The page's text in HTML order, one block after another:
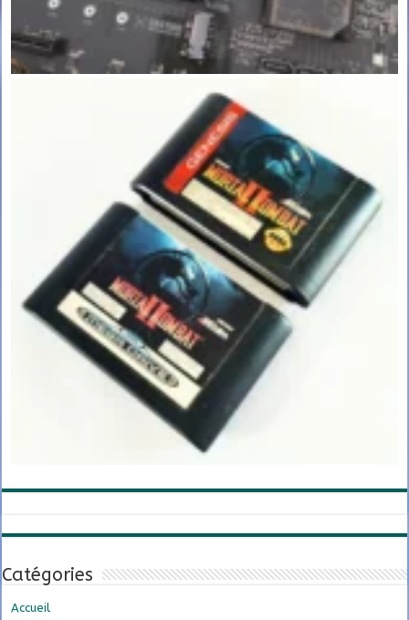
Catégories
Accueil